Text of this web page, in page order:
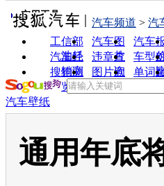
实用工具
工信部
油耗
汽车图
片
汽车
汽车经
销商
违章查
询
车型
搜狗浏
览器
图片欣
赏
单词
汽车频道 > 汽
汽车壁纸
通用年底